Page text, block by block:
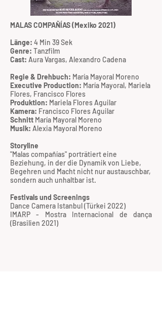
MALAS COMPAÑÍAS (Mexiko 2021)
Länge: 4 Min 39 Sek
Genre: Tanzfilm
Cast: Aura Vargas, Alexandro Cadena
Regie & Drehbuch: María Mayoral Moreno
Executive Production: María Mayoral, Mariela
Flores, Francisco Flores
Produktion: Mariela Flores Aguilar
Kamera: Francisco Flores Aguilar
Schnitt María Mayoral Moreno
Musik: Alexia Mayoral Moreno
Storyline
"Malas compañías" porträtiert eine
Beziehung, in der die Dynamik von Liebe,
Begehren und Macht nicht nur austauschbar,
sondern auch unhaltbar ist.
Festivals und Screenings
Dance Camera Istanbul (Türkei 2022)
IMARP - Mostra Internacional de dança
(Brasilien 2021)